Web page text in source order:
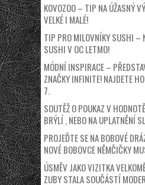
KOVOZOO – TIP NA ÚŽASNÝ
VELKÉ I MALÉ!
TIP PRO MILOVNÍKY SUSHI –
SUSHI V OC LETMO!
MÓDNÍ INSPIRACE –
ZNAČKY INFINITE! NAJDETE
7.
SOUTĚŽ O POUKAZ V
BRÝLÍ , NEBO NA UPLATNĚNÍ
PROJEĎTE SE NA BOBOVÉ
NOVÉ BOBOVCE NĚMČIČKY
ÚSMĚV JAKO VIZITKA
ZUBY STALA SOUČÁSTÍ